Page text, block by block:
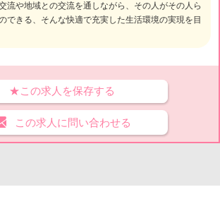
流や地域との交流を通しながら、その人がその人ら
できる、そんな快適で充実した生活環境の実現を目
★この求人を保存する
この求人に問い合わせる